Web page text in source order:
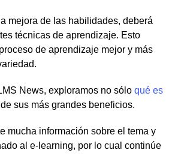
mejora de las habilidades, deberá
técnicas de aprendizaje. Esto
de aprendizaje mejor y más
News, exploramos no sólo qué es
sus más grandes beneficios.
mucha información sobre el tema y
al e-learning, por lo cual continúe